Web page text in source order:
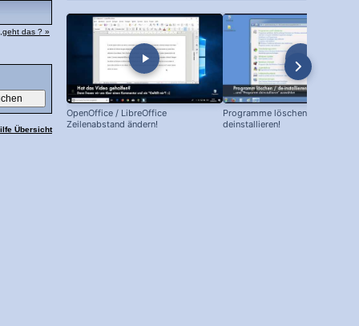
das ? »
Übersicht
OpenOffice / LibreOffice
Zeilenabstand ändern!
Programme löschen und
deinstallieren!